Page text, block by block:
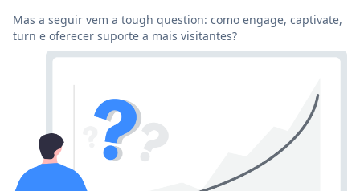
Mas a seguir vem a tough question: como engage, captivate,
turn e oferecer suporte a mais visitantes?